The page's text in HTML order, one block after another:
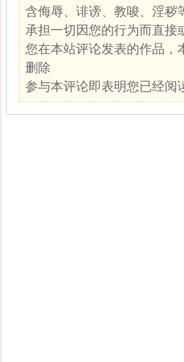
含侮辱、诽谤、教唆、淫秽
承担一切因您的行为而直接
您在本站评论发表的作品，
删除
参与本评论即表明您已经阅